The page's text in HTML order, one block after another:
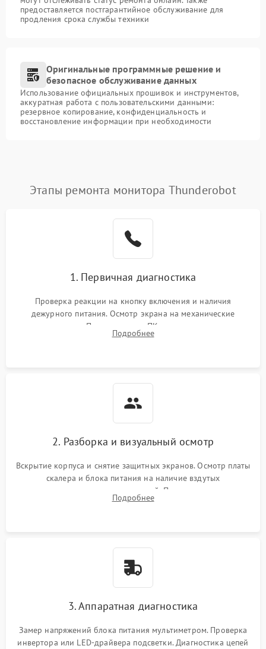
предоставляется постгарантийное обслуживание для
продления срока службы техники
Оригинальные программные решение и
безопасное обслуживание данных
Использование официальных прошивок и инструментов,
аккуратная работа с пользовательскими данными:
резервное копирование, конфиденциальность и
восстановление информации при необходимости
Этапы ремонта монитора Thunderobot
1. Первичная диагностика
Проверка реакции на кнопку включения и наличия
дежурного питания. Осмотр экрана на механические
повреждения. Подключение к ПК для оценки вывода
изображения, работы подсветки и выявления артефактов на
Подробнее
2. Разборка и визуальный осмотр
Вскрытие корпуса и снятие защитных экранов. Осмотр платы
скалера и блока питания на наличие вздутых
конденсаторов, прогаров, окислений. Проверка надежности
контактов и целостности шлейфов матрицы.
Подробнее
3. Аппаратная диагностика
Замер напряжений блока питания мультиметром. Проверка
инвертора или LED-драйвера подсветки. Диагностика цепей